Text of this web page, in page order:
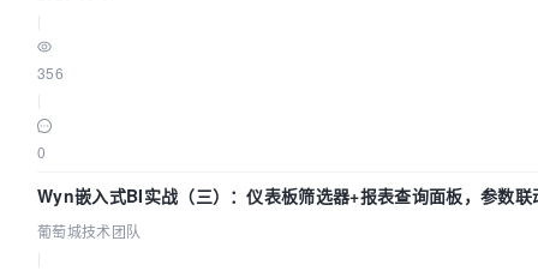
356
0
Wyn嵌入式BI实战（三）：仪表板筛选器+报表查询面板，参数联
葡萄城技术团队